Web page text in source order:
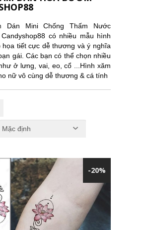
Dán Mini Chống Thấm Nước
có nhiều mẫu hình
họa tiết cực dễ thương và ý nghĩa
gái. Các bạn có thể chọn nhiều
ở lưng, vai, eo, cổ ...Hình xăm
nữ vô cùng dễ thương & cá tính
-20%